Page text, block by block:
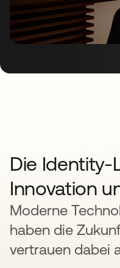
Die Identity-
Innovation
Moderne
haben die
vertrauen dabei